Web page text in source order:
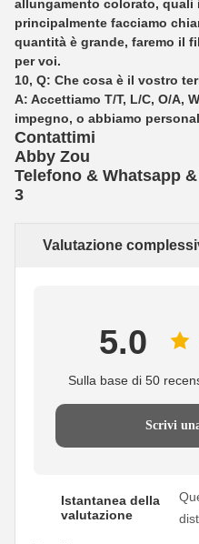
allungamento colorato, quali
principalmente facciamo
quantità è grande, faremo il
per voi.
10, Q: Che cosa è il vostro
A: Accettiamo T/T, L/C, O/A,
impegno, o abbiamo
Contattimi
Abby Zou
Telefono & Whatsapp
3
Valutazione
5.0
Sulla base di 50
Scrivi
Istantanea della
valutazione